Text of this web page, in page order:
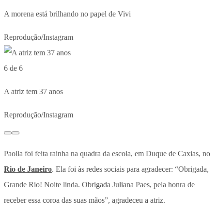
A morena está brilhando no papel de Vivi
Reprodução/Instagram
6 de 6
A atriz tem 37 anos
Reprodução/Instagram
Paolla foi feita rainha na quadra da escola, em Duque de Caxias, no
Rio de Janeiro. Ela foi às redes sociais para agradecer: “Obrigada,
Grande Rio! Noite linda. Obrigada Juliana Paes, pela honra de
receber essa coroa das suas mãos”, agradeceu a atriz.